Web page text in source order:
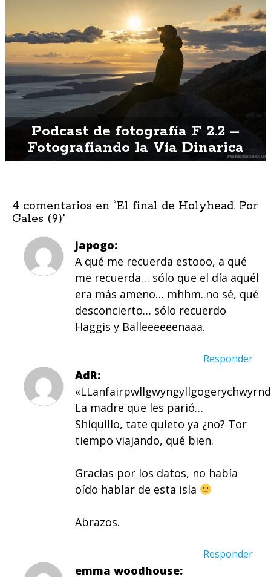
Podcast de fotografía F 2.2 –
Fotografiando la Vía Dinarica
4 comentarios en “El final de Holyhead. Por
Gales (9)”
japogo
A qué me recuerda estooo, a qué
me recuerda… sólo que el día aquél
era más ameno… mhhm..no sé, qué
desconcierto… sólo recuerdo
Haggis y Balleeeeeenaaa.
Responder
AdR
La madre que les parió…
Shiquillo, tate quieto ya ¿no? Tor
tiempo viajando, qué bien.
Gracias por los datos, no había
oído hablar de esta isla
Abrazos.
Responder
emma woodhouse